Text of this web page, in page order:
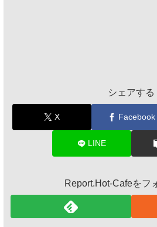
シェアする
X Facebook
LINE
Report.Hot-Cafeをフ